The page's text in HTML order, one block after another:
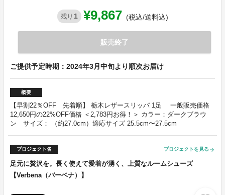
残り 1 ¥9,867 (税込/送料込)
販売終了
ご提供予定時期：2024年3月中旬より順次お届け
概要
【早割22％OFF 先着順】 栃木レザースリッパ 1足 一般販売価格
12,650円の22%OFF価格 ＜2,783円お得！＞ カラー：ダークブラウ
ン サイズ： （約27.0cm）適応サイズ 25.5cm〜27.5cm
プロジェクト名 プロジェクトを見る arrow_forward
足元に贅沢を。長く使えて愛着が湧く、上質なルームシューズ
【Verbena（バーベナ）】